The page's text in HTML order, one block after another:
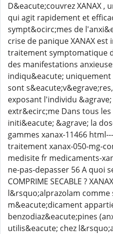
D&eacute;couvrez XANAX ,
qui agit rapidement et
sympt&ocirc;mes de
crise de panique XANAX
traitement symptomatique
des manifestations
indiqu&eacute;
sont
exposant l'individu
extr&ecirc;me Dans tous
initi&eacute; &agrave; la
gammes xanax-11466
traitement xanax-050-mg-
medisite fr medicaments-
ne-pas-depasser 56 A quoi
COMPRIME SECABLE ?
l&rsquo;alprazolam comme
m&eacute;dicament
benzodiaz&eacute;pines
utilis&eacute; chez